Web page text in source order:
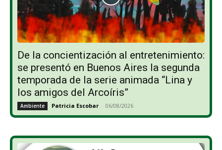
De la concientización al entretenimiento:
se presentó en Buenos Aires la segunda
temporada de la serie animada “Lina y
los amigos del Arcoíris”
Ambiente Patricia Escobar - 06/08/2026